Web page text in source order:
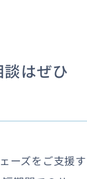
はぜひ
ーズをご支援す